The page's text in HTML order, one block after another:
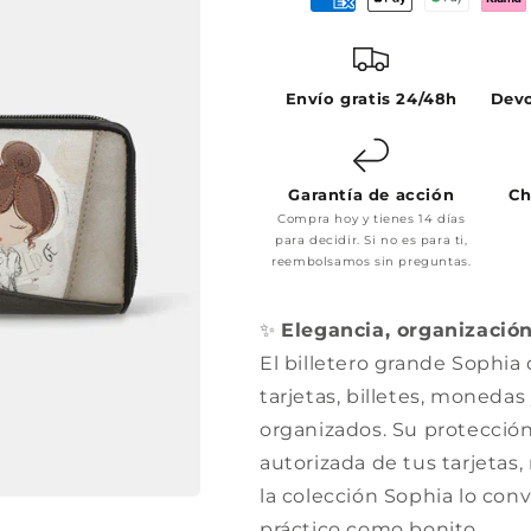
Envío gratis 24/48h
Garantía de acción
Compra hoy y tienes 14 días
para decidir. Si no es para ti,
reembolsamos sin preguntas.
✨ Elegancia,
El billetero grande Sophia
tarjetas, billetes,
organizados. Su
autorizada de tus
la colección Sophia lo